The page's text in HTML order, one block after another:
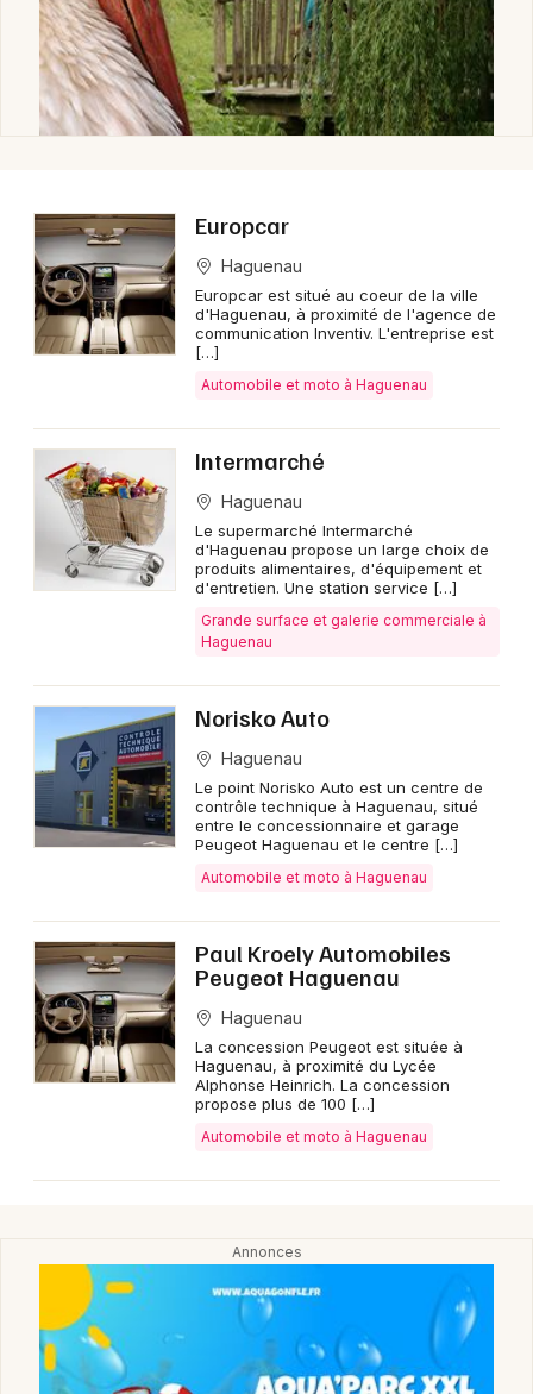
Europcar
Haguenau
Europcar est situé au coeur de la ville
d'Haguenau, à proximité de l'agence de
communication Inventiv. L'entreprise est
[…]
Automobile et moto à Haguenau
Intermarché
Haguenau
Le supermarché Intermarché
d'Haguenau propose un large choix de
produits alimentaires, d'équipement et
d'entretien. Une station service […]
Grande surface et galerie commerciale à
Haguenau
Norisko Auto
Haguenau
Le point Norisko Auto est un centre de
contrôle technique à Haguenau, situé
entre le concessionnaire et garage
Peugeot Haguenau et le centre […]
Automobile et moto à Haguenau
Paul Kroely Automobiles
Peugeot Haguenau
Haguenau
La concession Peugeot est située à
Haguenau, à proximité du Lycée
Alphonse Heinrich. La concession
propose plus de 100 […]
Automobile et moto à Haguenau